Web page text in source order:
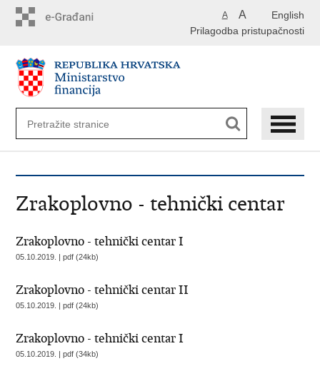
English
A A
Prilagodba pristupačnosti
Zrakoplovno - tehnički centar
Zrakoplovno - tehnički centar I
05.10.2019. | pdf (24kb)
Zrakoplovno - tehnički centar II
05.10.2019. | pdf (24kb)
Zrakoplovno - tehnički centar I
05.10.2019. | pdf (34kb)